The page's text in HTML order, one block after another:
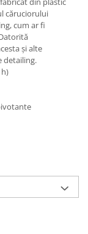
căruciorului
cum ar fi
și alte
detailing.